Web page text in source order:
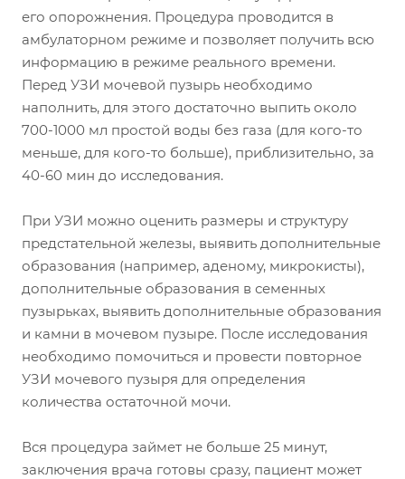
его опорожнения. Процедура проводится в
амбулаторном режиме и позволяет получить всю
информацию в режиме реального времени.
Перед УЗИ мочевой пузырь необходимо
наполнить, для этого достаточно выпить около
700-1000 мл простой воды без газа (для кого-то
меньше, для кого-то больше), приблизительно, за
40-60 мин до исследования.
При УЗИ можно оценить размеры и структуру
предстательной железы, выявить дополнительные
образования (например, аденому, микрокисты),
дополнительные образования в семенных
пузырьках, выявить дополнительные образования
и камни в мочевом пузыре. После исследования
необходимо помочиться и провести повторное
УЗИ мочевого пузыря для определения
количества остаточной мочи.
Вся процедура займет не больше 25 минут,
заключения врача готовы сразу, пациент может